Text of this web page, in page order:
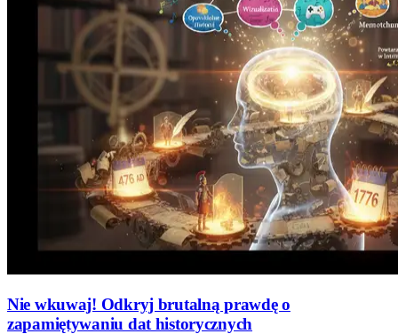
Nie wkuwaj! Odkryj brutalną prawdę o
zapamiętywaniu dat historycznych